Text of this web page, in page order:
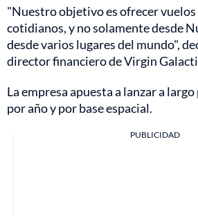
"Nuestro objetivo es ofrecer vuelos
cotidianos, y no solamente desde
desde varios lugares del mundo",
director financiero de Virgin
La empresa apuesta a lanzar a
por año y por base espacial.
PUBLICIDAD